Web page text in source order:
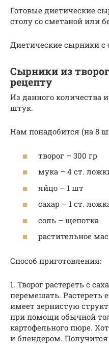
Готовые диетические
столу со сметаной или
Диетические сырники
Сырники из
рецепту
Из данного количества
штук.
Нам понадобится (на 8
творог – 300 гр
мука – 4 ст.
яйцо – 1 шт
сахар – 1 ст.
соль – щепотка
растительное
Способ приготовления:
1. Творог растереть с
перемешать. Растереть
имеет зернистую
при помощи обычной
картофельного пюре.
и блендером.